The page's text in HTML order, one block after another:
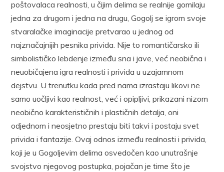
poštovalaca realnosti, u čijim delima se realnije gomilaju
jedna za drugom i jedna na drugu, Gogolj se igrom svoje
stvaralačke imaginacije pretvarao u jednog od
najznačajnijih pesnika privida. Nije to romantičarsko ili
simbolističko lebdenje između sna i jave, već neobična i
neuobičajena igra realnosti i privida u uzajamnom
dejstvu. U trenutku kada pred nama izrastaju likovi ne
samo uočljivi kao realnost, već i opipljivi, prikazani nizom
neobično karakterističnih i plastičnih detalja, oni
odjednom i neosjetno prestaju biti takvi i postaju svet
privida i fantazije. Ovaj odnos između realnosti i privida,
koji je u Gogoljevim delima osvedočen kao unutrašnje
svojstvo njegovog postupka, pojačan je time što je